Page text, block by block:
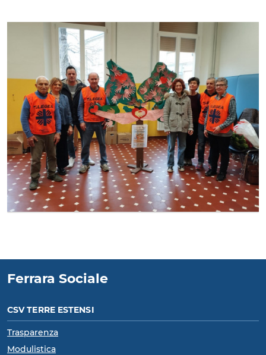
Ferrara Sociale
CSV TERRE ESTENSI
Trasparenza
Modulistica